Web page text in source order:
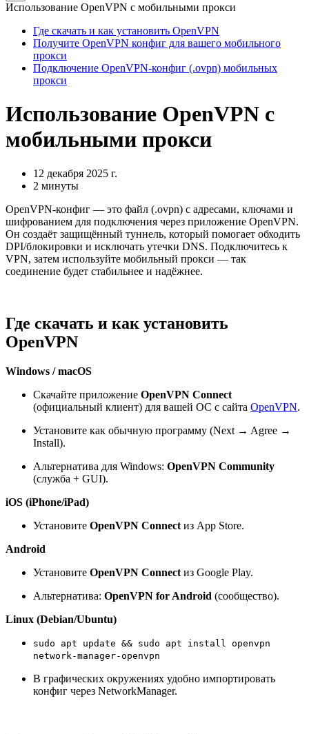
Использование OpenVPN с мобильными прокси
Где скачать и как установить OpenVPN
Получите OpenVPN конфиг для вашего мобильного
прокси
Подключение OpenVPN-конфиг (.ovpn) мобильных
прокси
Использование OpenVPN с
мобильными прокси
12 декабря 2025 г.
2 минуты
OpenVPN-конфиг — это файл (.ovpn) с адресами, ключами и
шифрованием для подключения через приложение OpenVPN.
Он создаёт защищённый туннель, который помогает обходить
DPI/блокировки и исключать утечки DNS. Подключитесь к
VPN, затем используйте мобильный прокси — так
соединение будет стабильнее и надёжнее.
Где скачать и как установить
OpenVPN
Windows / macOS
Скачайте приложение OpenVPN Connect
(официальный клиент) для вашей ОС с сайта OpenVPN.
Установите как обычную программу (Next → Agree →
Install).
Альтернатива для Windows: OpenVPN Community
(служба + GUI).
iOS (iPhone/iPad)
Установите OpenVPN Connect из App Store.
Android
Установите OpenVPN Connect из Google Play.
Альтернатива: OpenVPN for Android (сообщество).
Linux (Debian/Ubuntu)
sudo apt update && sudo apt install openvpn
network-manager-openvpn
В графических окружениях удобно импортировать
конфиг через NetworkManager.